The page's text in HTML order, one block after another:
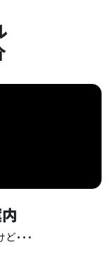
・・・